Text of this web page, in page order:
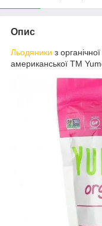
Опис
Льодяники з
американської ТМ